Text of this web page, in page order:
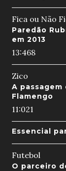
Fica ou Não
Paredão
em 2013
13:468
Zico
A
Flamengo
11:021
Essencial
Futebol
O parceiro